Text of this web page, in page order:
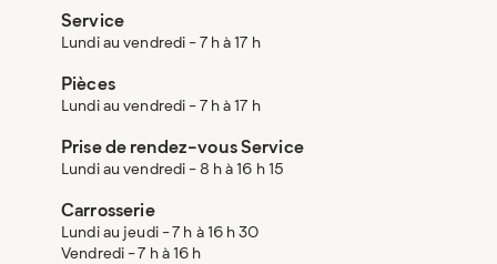
Service
Lundi au vendredi - 7 h à 17 h
Pièces
Lundi au vendredi - 7 h à 17 h
Prise de rendez-vous Service
Lundi au vendredi - 8 h à 16 h 15
Carrosserie
Lundi au jeudi - 7 h à 16 h 30
Vendredi - 7 h à 16 h